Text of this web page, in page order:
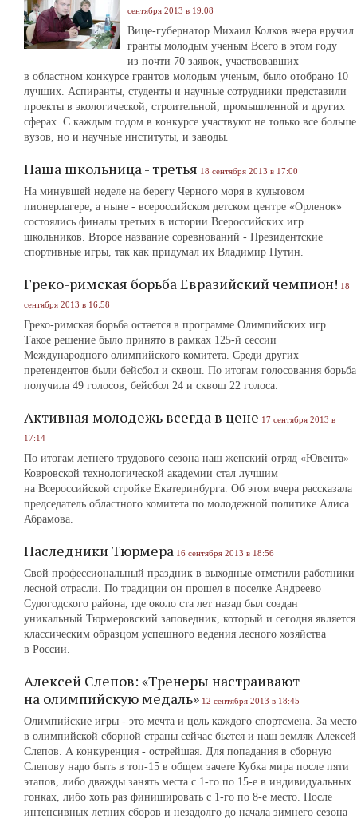
сентября 2013 в 19:08
Вице-губернатор Михаил Колков вчера вручил
гранты молодым ученым Всего в этом году
из почти 70 заявок, участвовавших
в областном конкурсе грантов молодым ученым, было отобрано 10
лучших. Аспиранты, студенты и научные сотрудники представили
проекты в экологической, строительной, промышленной и других
сферах. С каждым годом в конкурсе участвуют не только все больше
вузов, но и научные институты, и заводы.
Наша школьница - третья 18 сентября 2013 в 17:00
На минувшей неделе на берегу Черного моря в культовом
пионерлагере, а ныне - всероссийском детском центре «Орленок»
состоялись финалы третьих в истории Всероссийских игр
школьников. Второе название соревнований ‑ Президентские
спортивные игры, так как придумал их Владимир Путин.
Греко-римская борьба Евразийский чемпион! 18
сентября 2013 в 16:58
Греко-римская борьба остается в программе Олимпийских игр.
Такое решение было принято в рамках 125-й сессии
Международного олимпийского комитета. Среди других
претендентов были бейсбол и сквош. По итогам голосования борьба
получила 49 голосов, бейсбол 24 и сквош 22 голоса.
Активная молодежь всегда в цене 17 сентября 2013 в
17:14
По итогам летнего трудового сезона наш женский отряд «Ювента»
Ковровской технологической академии стал лучшим
на Всероссийской стройке Екатеринбурга. Об этом вчера рассказала
председатель областного комитета по молодежной политике Алиса
Абрамова.
Наследники Тюрмера 16 сентября 2013 в 18:56
Свой профессиональный праздник в выходные отметили работники
лесной отрасли. По традиции он прошел в поселке Андреево
Судогодского района, где около ста лет назад был создан
уникальный Тюрмеровский заповедник, который и сегодня является
классическим образцом успешного ведения лесного хозяйства
в России.
Алексей Слепов: «Тренеры настраивают
на олимпийскую медаль» 12 сентября 2013 в 18:45
Олимпийские игры - это мечта и цель каждого спортсмена. За место
в олимпийской сборной страны сейчас бьется и наш земляк Алексей
Слепов. А конкуренция - острейшая. Для попадания в сборную
Слепову надо быть в топ-15 в общем зачете Кубка мира после пяти
этапов, либо дважды занять места с 1-го по 15-е в индивидуальных
гонках, либо хоть раз финишировать с 1-го по 8-е место. После
интенсивных летних сборов и незадолго до начала зимнего сезона